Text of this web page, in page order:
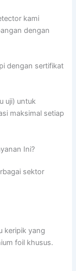
kami
dengan
dengan sertifikat
uji) untuk
maksimal setiap
Ini?
sektor
keripik yang
foil khusus.